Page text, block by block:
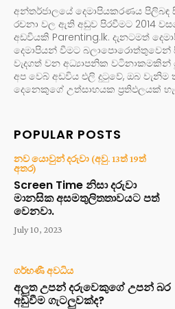
අන්තර්ජාලයේ දෙමාපියකරණය
රචනා වල ඇති අඩුව පිරවීමට 2014
අඩවියකි Parenting.lk. දැනටමත්
දෙමාපියන් වීමට බලාපොරොත්තුවෙන්
වැදගත් වන අධ්‍යාපනික වටිනාකමකින්
අප වෙබ් අඩවිය එලි දුටුවේ, ඔබ
දෙනෙකුගේ උත්සාහයක ප්‍රතිඵලයක්
POPULAR POSTS
නව යොවුන් දරුවා (අවු. 13ත් 19ත්
අතර)
Screen Time නිසා දරුවා
මානසික අසමතුලිතතාවයට පත්
වෙනවා.
July 10, 2023
ගර්භණී අවධිය
අලුත උපන් දරුවෙකුගේ උපන් බර
අඩුවීම ගැටලුවක්ද?